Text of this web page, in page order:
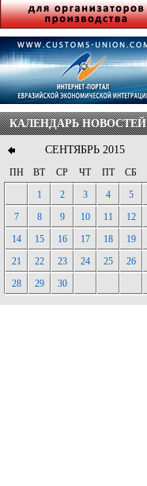
КАЛЕНДАРЬ НОВОСТЕЙ
СЕНТЯБРЬ 2015
ПН ВТ СР ЧТ ПТ СБ
1
2 3 4 5
7
8 9 10 11 12
14
15 16 17 18 19
21
22 23 24 25 26
28
29 30